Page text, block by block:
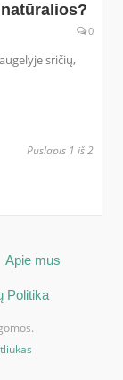
0
sričių,
Puslapis 1 iš 2
Apie mus
Politika